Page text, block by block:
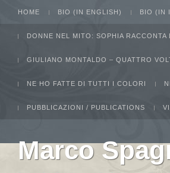
HOME BIO (IN ENGLISH) BIO (IN
DONNE NEL MITO: SOPHIA RACCONTA
GIULIANO MONTALDO – QUATTRO
NE HO FATTE DI TUTTI I COLORI
PUBBLICAZIONI / PUBLICATIONS
Marco